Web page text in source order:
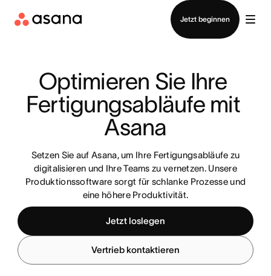
Jetzt beginnen
Vertrieb kontaktieren
Optimieren Sie Ihre
Fertigungsabläufe mit
Asana
Setzen Sie auf Asana, um Ihre Fertigungsabläufe zu
digitalisieren und Ihre Teams zu vernetzen. Unsere
Produktionssoftware sorgt für schlanke Prozesse und
eine höhere Produktivität.
Jetzt loslegen
Vertrieb kontaktieren